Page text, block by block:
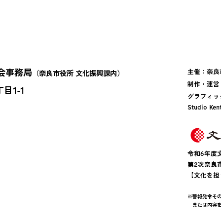
事務局 （奈良市役所 文化振興課内）
1-1
主催： 奈良
制作・運営
グラフィ
Studio
令和6年度
第2次奈良
【文化を
※警報発令そ
または内容